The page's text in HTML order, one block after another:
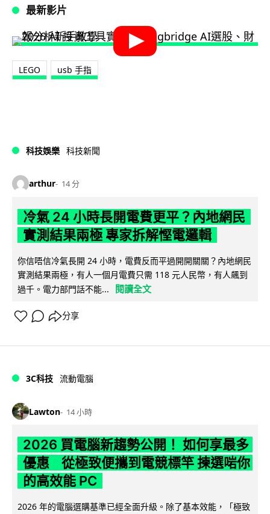
最新影片
LEGO usb 手指
科技娛樂 科技新聞
arthur 14 分
冷氣 24 小時長開電費更平？內地網民
實測結果兩極 專家拆解慳電邏輯
你信唔信冷氣長開 24 小時，電費反而平過開開關關？內地網民
實測結果兩極，有人一個月電費只需 118 元人民幣，有人飆到
過千。電力部門話不能...
閱讀全文
分享
3C科技 流動電腦
Lawton 14 小時
2026 買電腦新趨勢公開！ 如何享最多
優惠 從極致便攜到電競標竿 揀選啱你
的高效能 PC
2026 年的電腦選購基準已經全面升級。除了基本效能，「極致